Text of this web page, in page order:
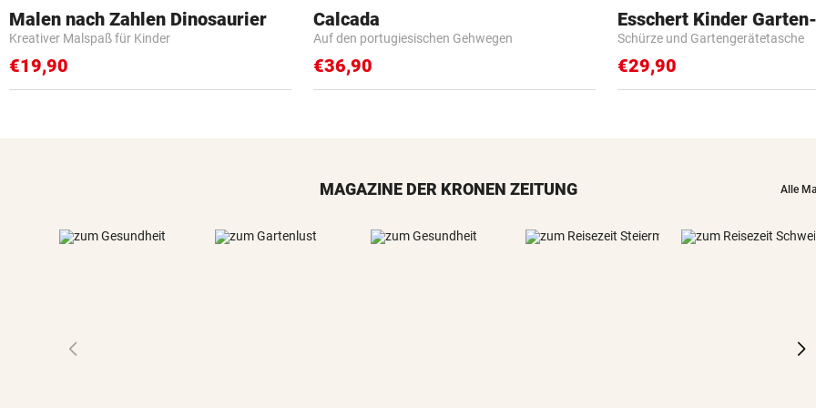
Malen nach Zahlen Dinosaurier
Kreativer Malspaß für Kinder
€19,90
Calcada
Auf den portugiesischen Gehwegen
€36,90
Esschert Kinder Garten-
Schürze und Gartengerätetasche
€29,90
MAGAZINE DER KRONEN ZEITUNG Alle